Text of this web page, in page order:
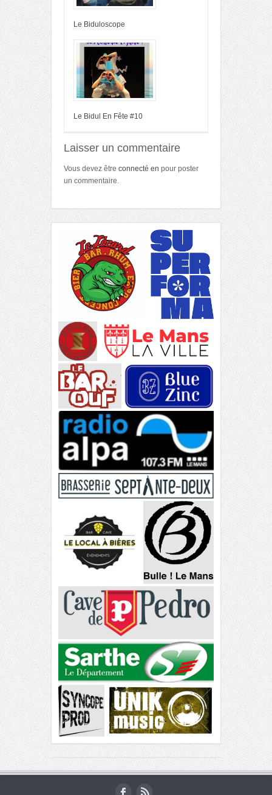
Le Biduloscope
Le Bidul En Fête #10
Laisser un commentaire
Vous devez être connecté en pour poster
un commentaire.